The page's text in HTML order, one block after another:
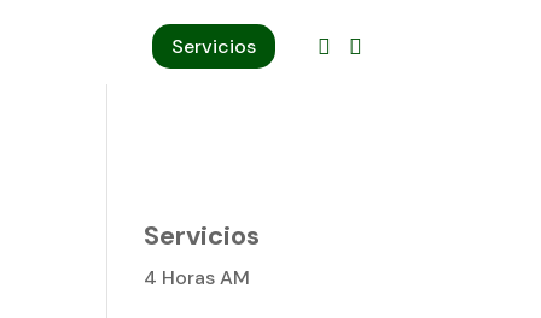
Servicios  
Servicios
4 Horas AM